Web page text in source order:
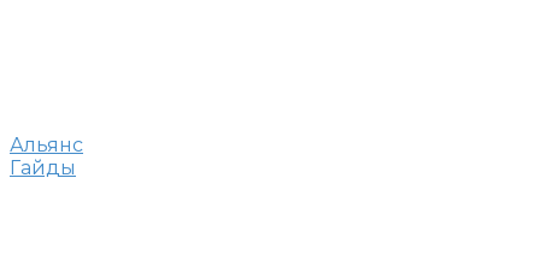
Альянс
Гайды